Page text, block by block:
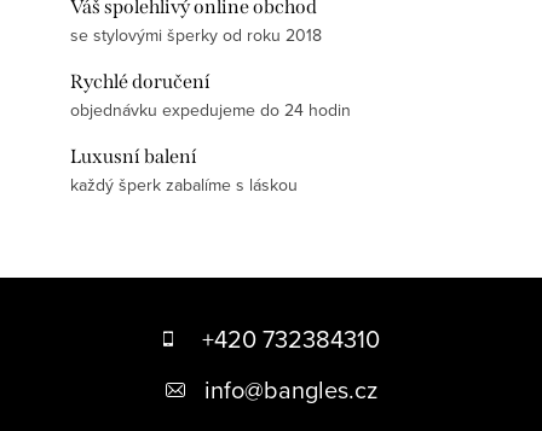
Váš spolehlivý online obchod
se stylovými šperky od roku 2018
Rychlé doručení
objednávku expedujeme do 24 hodin
Luxusní balení
každý šperk zabalíme s láskou
+420 732384310
info@bangles.cz